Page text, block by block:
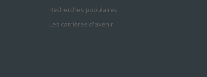
Recherches populaires
Les carrières d'avenir